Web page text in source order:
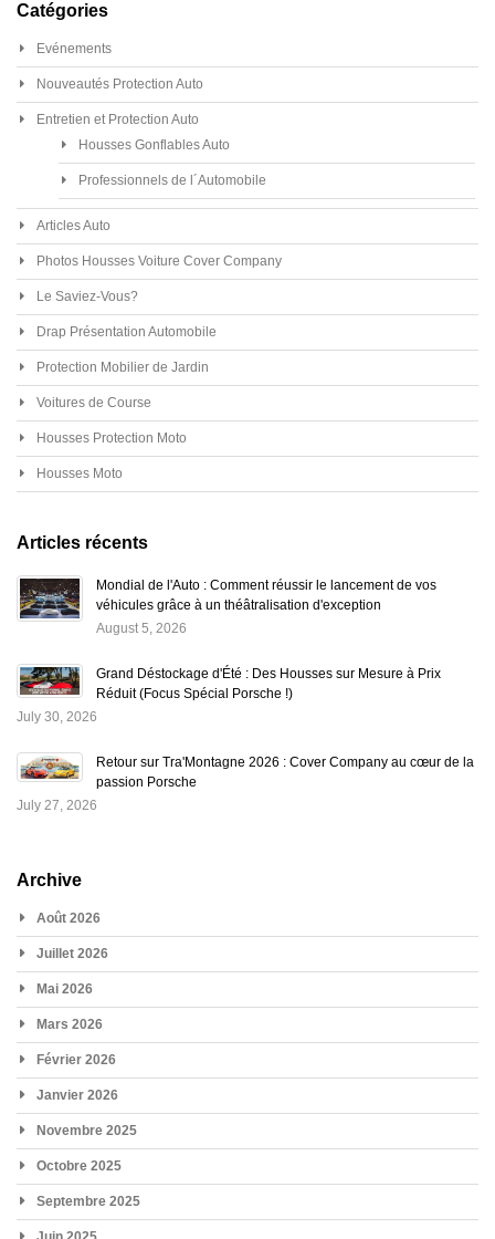
Catégories
Evénements
Nouveautés Protection Auto
Entretien et Protection Auto
Housses Gonflables Auto
Professionnels de l´Automobile
Articles Auto
Photos Housses Voiture Cover Company
Le Saviez-Vous?
Drap Présentation Automobile
Protection Mobilier de Jardin
Voitures de Course
Housses Protection Moto
Housses Moto
Articles récents
Mondial de l'Auto : Comment réussir le lancement de vos
véhicules grâce à un théâtralisation d'exception
August 5, 2026
Grand Déstockage d'Été : Des Housses sur Mesure à Prix
Réduit (Focus Spécial Porsche !)
July 30, 2026
Retour sur Tra'Montagne 2026 : Cover Company au cœur de la
passion Porsche
July 27, 2026
Archive
Août 2026
Juillet 2026
Mai 2026
Mars 2026
Février 2026
Janvier 2026
Novembre 2025
Octobre 2025
Septembre 2025